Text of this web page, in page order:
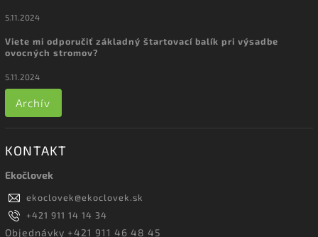
5.11.2024
Viete mi odporučiť základný štartovací balík pri výsadbe
ovocných stromov?
5.11.2024
Archív
KONTAKT
Ekočlovek
ekoclovek@ekoclovek.sk
+421 911 14 14 34
Objednávky +421 911 46 48 45